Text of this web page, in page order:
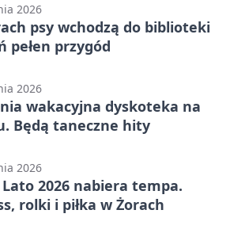
2026
psy wchodzą do biblioteki
pełen przygód
2026
wakacyjna dyskoteka na
Będą taneczne hity
2026
2026 nabiera tempa.
rolki i piłka w Żorach